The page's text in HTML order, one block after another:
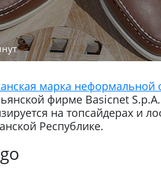
марка неформальной
фирме Basicnet
на топсайдерах и
Республике.